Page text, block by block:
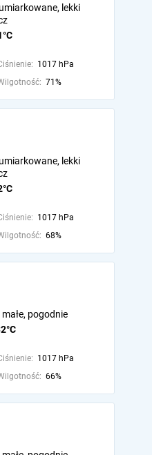
lekki
1017 hPa
71%
lekki
1017 hPa
68%
pogodnie
1017 hPa
66%